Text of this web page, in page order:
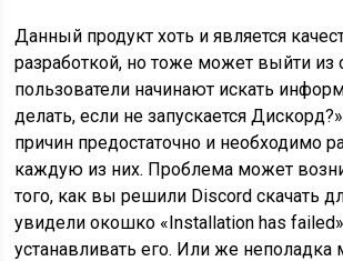
Данный продукт хоть и является
разработкой, но тоже может выйти из
пользователи начинают искать
делать, если не запускается
причин предостаточно и необходимо
каждую из них. Проблема может
того, как вы решили Discord скачать
увидели окошко «Installation has
устанавливать его. Или же неполадка